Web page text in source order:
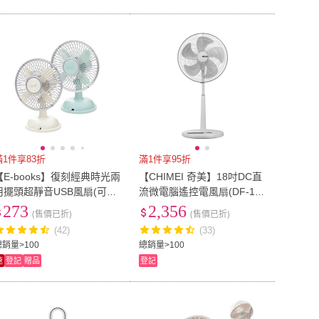
1件享83折
E-books】復刻經典時光兩
擺頭超靜音USB風扇(可接
腦/行動電源/乾電池供電)
銷量>100
273 (售價已折)
(42)
登記 贈品
滿1件享95折
【CHIMEI 奇美】18吋DC直
流微電腦遙控電風扇(DF-18
H501)
總銷量>100
2,356 (售價已折)
(33)
登記